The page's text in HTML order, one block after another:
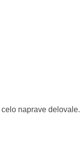
naprave delovale.